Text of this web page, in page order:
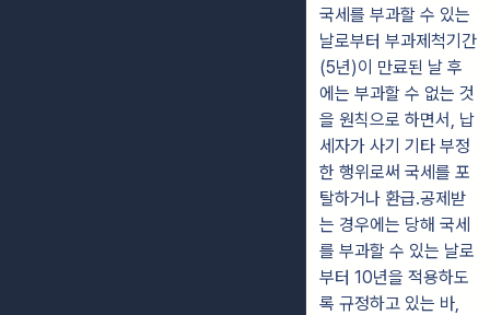
국세를 부과할 수 있는
날로부터 부과제척기간
(5년)이 만료된 날 후
에는 부과할 수 없는 것
을 원칙으로 하면서, 납
세자가 사기 기타 부정
한 행위로써 국세를 포
탈하거나 환급․공제받
는 경우에는 당해 국세
를 부과할 수 있는 날로
부터 10년을 적용하도
록 규정하고 있는 바,